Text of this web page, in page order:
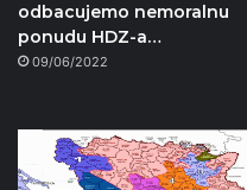
odbacujemo nemoralnu
ponudu HDZ-a…
09/06/2022